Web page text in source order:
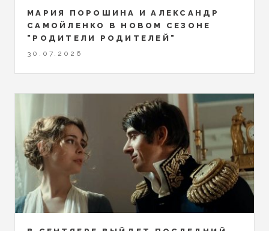
МАРИЯ ПОРОШИНА И АЛЕКСАНДР
САМОЙЛЕНКО В НОВОМ СЕЗОНЕ
"РОДИТЕЛИ РОДИТЕЛЕЙ"
30.07.2026